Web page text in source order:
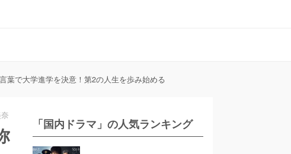
葉で大学進学を決意！第2の人生を歩み始める
「国内ドラマ」の人気ランキング